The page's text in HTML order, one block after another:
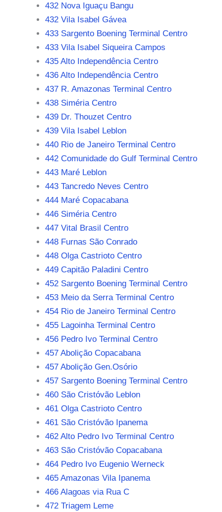
432 Nova Iguaçu Bangu
432 Vila Isabel Gávea
433 Sargento Boening Terminal Centro
433 Vila Isabel Siqueira Campos
435 Alto Independência Centro
436 Alto Independência Centro
437 R. Amazonas Terminal Centro
438 Siméria Centro
439 Dr. Thouzet Centro
439 Vila Isabel Leblon
440 Rio de Janeiro Terminal Centro
442 Comunidade do Gulf Terminal Centro
443 Maré Leblon
443 Tancredo Neves Centro
444 Maré Copacabana
446 Siméria Centro
447 Vital Brasil Centro
448 Furnas São Conrado
448 Olga Castrioto Centro
449 Capitão Paladini Centro
452 Sargento Boening Terminal Centro
453 Meio da Serra Terminal Centro
454 Rio de Janeiro Terminal Centro
455 Lagoinha Terminal Centro
456 Pedro Ivo Terminal Centro
457 Abolição Copacabana
457 Abolição Gen.Osório
457 Sargento Boening Terminal Centro
460 São Cristóvão Leblon
461 Olga Castrioto Centro
461 São Cristóvão Ipanema
462 Alto Pedro Ivo Terminal Centro
463 São Cristóvão Copacabana
464 Pedro Ivo Eugenio Werneck
465 Amazonas Vila Ipanema
466 Alagoas via Rua C
472 Triagem Leme